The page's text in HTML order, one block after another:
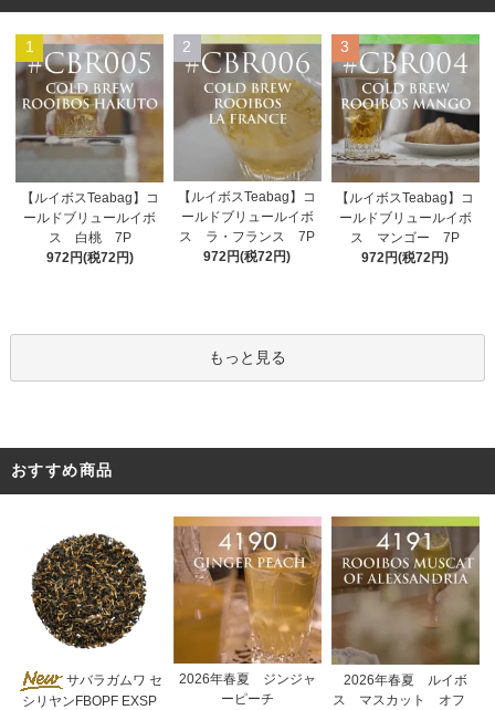
1
【ルイボスTeabag】コ
ールドブリュールイボ
ス 白桃 7P
972円(税72円)
2
【ルイボスTeabag】コ
ールドブリュールイボ
ス ラ・フランス 7P
972円(税72円)
3
【ルイボスTeabag】コ
ールドブリュールイボ
ス マンゴー 7P
972円(税72円)
もっと見る
おすすめ商品
サバラガムワ セ
シリヤンFBOPF EXSP
2026年春夏 ジンジャ
ーピーチ
2026年春夏 ルイボ
ス マスカット オフ